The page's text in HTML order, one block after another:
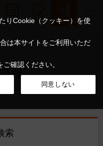
りCookie（クッキー）を使
は本サイトをご利用いただ
ご確認ください。
同意しない
報
索